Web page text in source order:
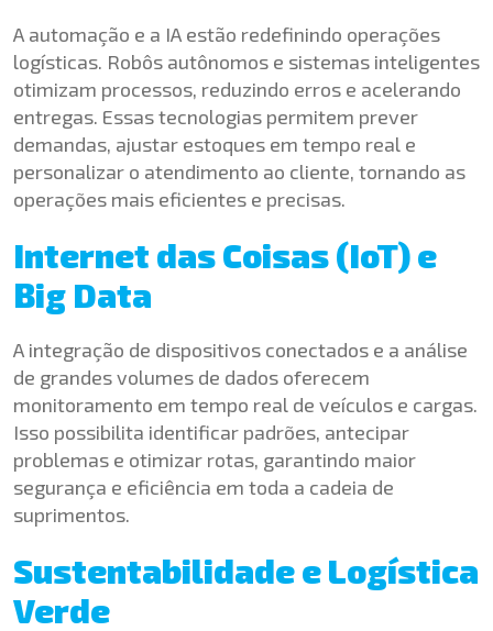
A automação e a IA estão redefinindo operações
logísticas. Robôs autônomos e sistemas inteligentes
otimizam processos, reduzindo erros e acelerando
entregas. Essas tecnologias permitem prever
demandas, ajustar estoques em tempo real e
personalizar o atendimento ao cliente, tornando as
operações mais eficientes e precisas.
Internet das Coisas (IoT) e
Big Data
A integração de dispositivos conectados e a análise
de grandes volumes de dados oferecem
monitoramento em tempo real de veículos e cargas.
Isso possibilita identificar padrões, antecipar
problemas e otimizar rotas, garantindo maior
segurança e eficiência em toda a cadeia de
suprimentos.
Sustentabilidade e Logística
Verde